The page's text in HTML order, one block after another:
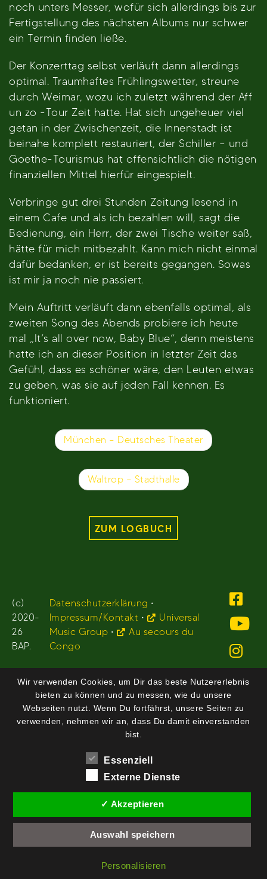
noch unters Messer, wofür sich allerdings bis zur
Fertigstellung des nächsten Albums nur schwer
ein Termin finden ließe.
Der Konzerttag selbst verläuft dann allerdings
optimal. Traumhaftes Frühlingswetter, streune
durch Weimar, wozu ich zuletzt während der Aff
un zo -Tour Zeit hatte. Hat sich ungeheuer viel
getan in der Zwischenzeit, die Innenstadt ist
beinahe komplett restauriert, der Schiller – und
Goethe-Tourismus hat offensichtlich die nötigen
finanziellen Mittel hierfür eingespielt.
Verbringe gut drei Stunden Zeitung lesend in
einem Cafe und als ich bezahlen will, sagt die
Bedienung, ein Herr, der zwei Tische weiter saß,
hätte für mich mitbezahlt. Kann mich nicht einmal
dafür bedanken, er ist bereits gegangen. Sowas
ist mir ja noch nie passiert.
Mein Auftritt verläuft dann ebenfalls optimal, als
zweiten Song des Abends probiere ich heute
mal „It’s all over now, Baby Blue“, denn meistens
hatte ich an dieser Position in letzter Zeit das
Gefühl, dass es schöner wäre, den Leuten etwas
zu geben, was sie auf jeden Fall kennen. Es
funktioniert.
Beitragsnavigation
München – Deutsches Theater
Waltrop – Stadthalle
ZUM LOGBUCH
(c)
2020-
26
BAP.
Datenschutzerklärung •
Impressum/Kontakt •
Universal
Music Group •
Au secours du
Congo
Wir verwenden Cookies, um Dir das beste Nutzererlebnis
bieten zu können und zu messen, wie du unsere
Webseiten nutzt. Wenn Du fortfährst, unsere Seiten zu
verwenden, nehmen wir an, dass Du damit einverstanden
bist.
Essenziell
Externe Dienste
✓ Akzeptieren
Auswahl speichern
Personalisieren